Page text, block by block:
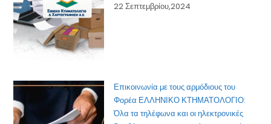
22 Σεπτεμβρίου,2024
Επικοινωνία με τους αρμόδιους του
Φορέα ΕΛΛΗΝΙΚΟ ΚΤΗΜΑΤΟΛΟΓΙΟ:
Όλα τα τηλέφωνα και οι ηλεκτρονικές